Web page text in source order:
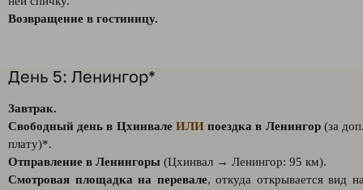
Возвращение в гостиницу.
День 5: Ленингор*
Завтрак.
Свободный день в Цхинвале ИЛИпоездка в Ленингор(за
плату)*.
Отправление в Ленингоры (Цхинвал → Ленингор: 95 км).
Смотровая площадка на перевале, откуда открывается вид